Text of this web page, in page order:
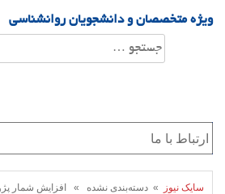
ویژه متخصصان و دانشجویان روانشناسی
جستجو
برای:
سایک نیوز » دسته‌بندی نشده » افزایش شمار